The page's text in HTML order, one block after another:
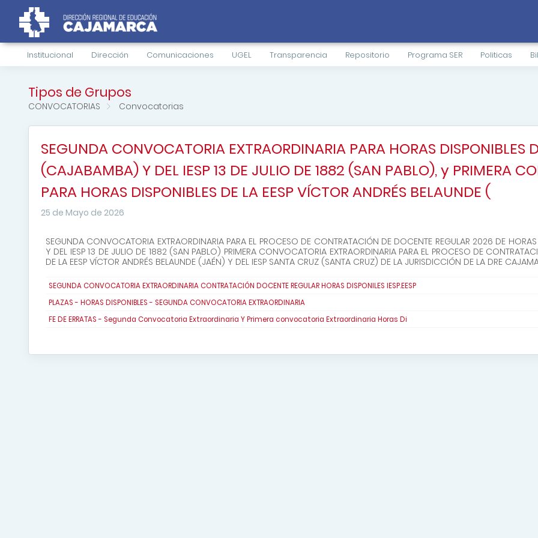
Institucional Dirección Comunicaciones UGEL Transparencia Repositorio Programa SER Politicas
Tipos de Grupos
CONVOCATORIAS Convocatorias
SEGUNDA CONVOCATORIA EXTRAORDINARIA PARA HORAS DISPONIBLES
(CAJABAMBA) Y DEL IESP 13 DE JULIO DE 1882 (SAN PABLO), y PRIMERA
PARA HORAS DISPONIBLES DE LA EESP VÍCTOR ANDRÉS BELAUNDE (
25 de Mayo de 2026
SEGUNDA CONVOCATORIA EXTRAORDINARIA PARA EL PROCESO DE CONTRATACIÓN DE DOCENTE REGULAR 2026 DE
Y DEL IESP 13 DE JULIO DE 1882 (SAN PABLO) PRIMERA CONVOCATORIA EXTRAORDINARIA PARA EL PROCESO DE
DE LA EESP VÍCTOR ANDRÉS BELAUNDE (JAÉN) Y DEL IESP SANTA CRUZ (SANTA CRUZ) DE LA JURISDICCIÓN DE LA DRE
SEGUNDA CONVOCATORIA EXTRAORDINARIA CONTRATACIÓN DOCENTE REGULAR HORAS DISPONILES IESP.EESP
PLAZAS - HORAS DISPONIBLES - SEGUNDA CONVOCATORIA EXTRAORDINARIA
FE DE ERRATAS - Segunda Convocatoria Extraordinaria Y Primera convocatoria Extraordinaria Horas Di